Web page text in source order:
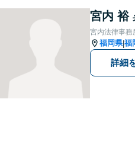
せんので、
ださい。【
【電話・メ
宮内 裕
宮内法律事務
福岡県|福
詳細